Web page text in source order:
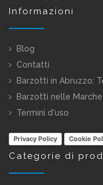
Informazioni
Blog
Contatti
Barzotti in Abruzzo:
Barzotti nelle Marche:
Termini d'uso
Privacy Policy Cookie
Categorie di